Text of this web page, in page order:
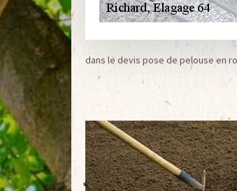
dans le devis pose de pelouse en